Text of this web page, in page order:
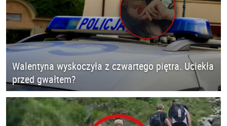
Walentyna wyskoczyła z czwartego piętra. Uciekła
przed gwałtem?